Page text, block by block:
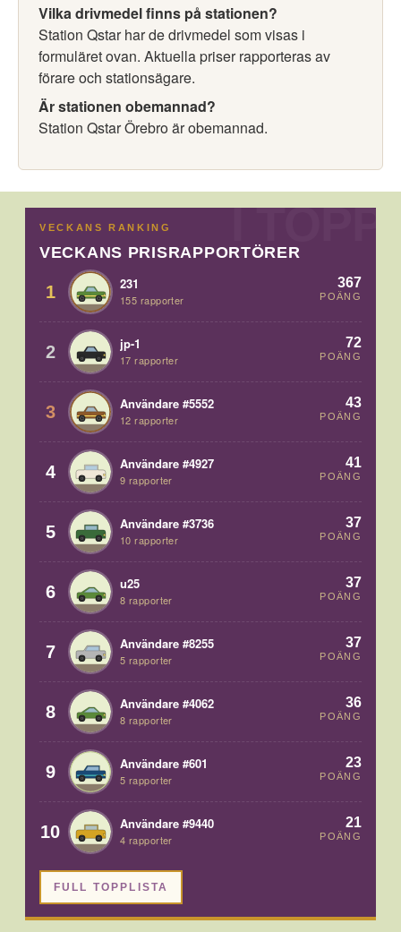
Vilka drivmedel finns på stationen?
Station Qstar har de drivmedel som visas i
formuläret ovan. Aktuella priser rapporteras av
förare och stationsägare.
Är stationen obemannad?
Station Qstar Örebro är obemannad.
VECKANS RANKING
VECKANS PRISRAPPORTÖRER
1 231
155 rapporter
367
POÄNG
2 jp-1
17 rapporter
72
POÄNG
3 Användare #5552
12 rapporter
43
POÄNG
4 Användare #4927
9 rapporter
41
POÄNG
5 Användare #3736
10 rapporter
37
POÄNG
6 u25
8 rapporter
37
POÄNG
7 Användare #8255
5 rapporter
37
POÄNG
8 Användare #4062
8 rapporter
36
POÄNG
9 Användare #601
5 rapporter
23
POÄNG
10 Användare #9440
4 rapporter
21
POÄNG
FULL TOPPLISTA